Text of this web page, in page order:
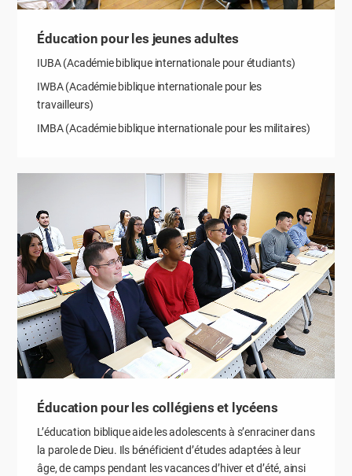
Éducation pour les jeunes adultes
IUBA (Académie biblique internationale pour étudiants)
IWBA (Académie biblique internationale pour les
travailleurs)
IMBA (Académie biblique internationale pour les militaires)
Éducation pour les collégiens et lycéens
L’éducation biblique aide les adolescents à s’enraciner dans
la parole de Dieu. Ils bénéficient d’études adaptées à leur
âge, de camps pendant les vacances d’hiver et d’été, ainsi